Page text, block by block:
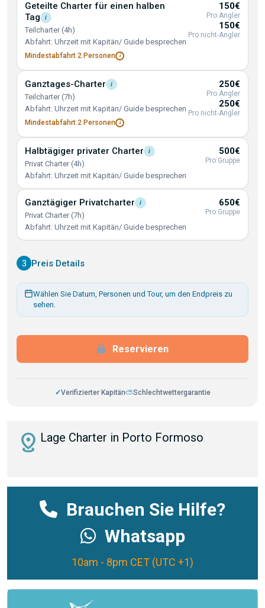
Geteilte Charter für einen halben
Tag
i
Teilcharter (4h)
Abfahrt: Uhrzeit mit Kapitän/ Guide besprechen
Mindestabfahrt 2 Personen i
150€
Pro Angler
150€
Pro nicht-Angler
Ganztages-Charter i
Teilcharter (7h)
Abfahrt: Uhrzeit mit Kapitän/ Guide besprechen
Mindestabfahrt 2 Personen i
250€
Pro Angler
250€
Pro nicht-Angler
Halbtägiger privater Charter i
Privat Charter (4h)
Abfahrt: Uhrzeit mit Kapitän/ Guide besprechen
500€
Pro Gruppe
Ganztägiger Privatcharter i
Privat Charter (7h)
Abfahrt: Uhrzeit mit Kapitän/ Guide besprechen
650€
Pro Gruppe
3 Preis Details
Wählen Sie Datum, Personen und Tour, um den Endpreis zu
sehen.
Reservieren
✓Verifizierter Kapitän⛅Schlechtwettergarantie
distance Lage Charter in Porto Formoso
Brauchen Sie Hilfe?
Whatsapp
10am - 8pm CET (UTC +1)